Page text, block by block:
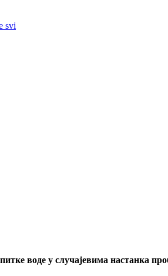
svi
воде у случајевима настанка